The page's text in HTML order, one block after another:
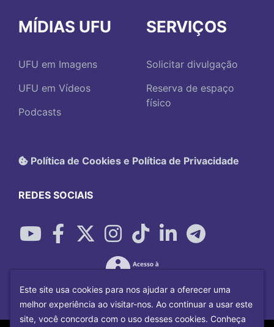
MÍDIAS UFU
UFU em Imagens
UFU em Vídeos
Podcasts
SERVIÇOS
Solicitar divulgação
Reserva de espaço
físico
Política de Cookies e Política de Privacidade
REDES SOCIAIS
Este site usa cookies para nos ajudar a oferecer uma
melhor experiência ao visitar-nos. Ao continuar a usar este
site, você concorda com o uso desses cookies. Conheça